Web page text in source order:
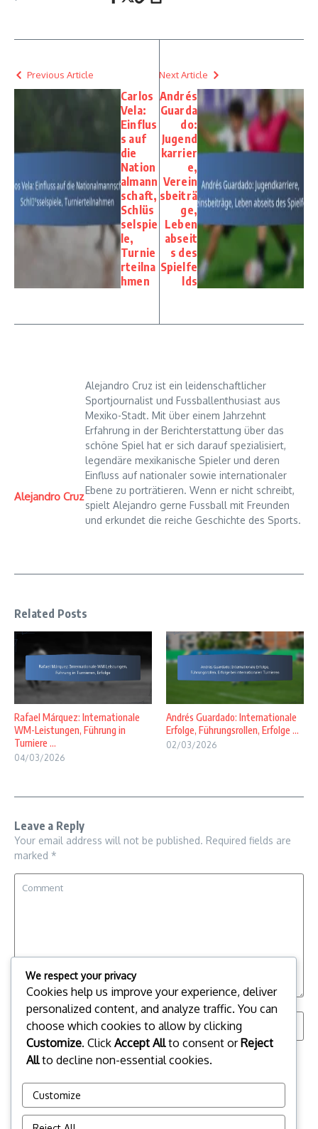
Previous Article
Carlos
Vela:
Einflus
s auf
die
Nation
almann
schaft,
Schlüs
selspie
le,
Turnie
rteilna
hmen
Next Article
Andrés
Guarda
do:
Jugend
karrier
e,
Verein
sbeiträ
ge,
Leben
abseit
s des
Spielfe
lds
Alejandro Cruz
Alejandro Cruz ist ein leidenschaftlicher
Sportjournalist und Fussballenthusiast aus
Mexiko-Stadt. Mit über einem Jahrzehnt
Erfahrung in der Berichterstattung über das
schöne Spiel hat er sich darauf spezialisiert,
legendäre mexikanische Spieler und deren
Einfluss auf nationaler sowie internationaler
Ebene zu porträtieren. Wenn er nicht schreibt,
spielt Alejandro gerne Fussball mit Freunden
und erkundet die reiche Geschichte des Sports.
Related Posts
Rafael Márquez: Internationale
WM-Leistungen, Führung in
Turniere ...
04/03/2026
Andrés Guardado: Internationale
Erfolge, Führungsrollen, Erfolge ...
02/03/2026
Leave a Reply
Your email address will not be published. Required fields are
marked *
Save my name, email, and website in this browser for the
We respect your privacy
Cookies help us improve your experience, deliver
personalized content, and analyze traffic. You can
choose which cookies to allow by clicking
Customize. Click Accept Allto consent orReject
Allto decline non-essential cookies.
Customize